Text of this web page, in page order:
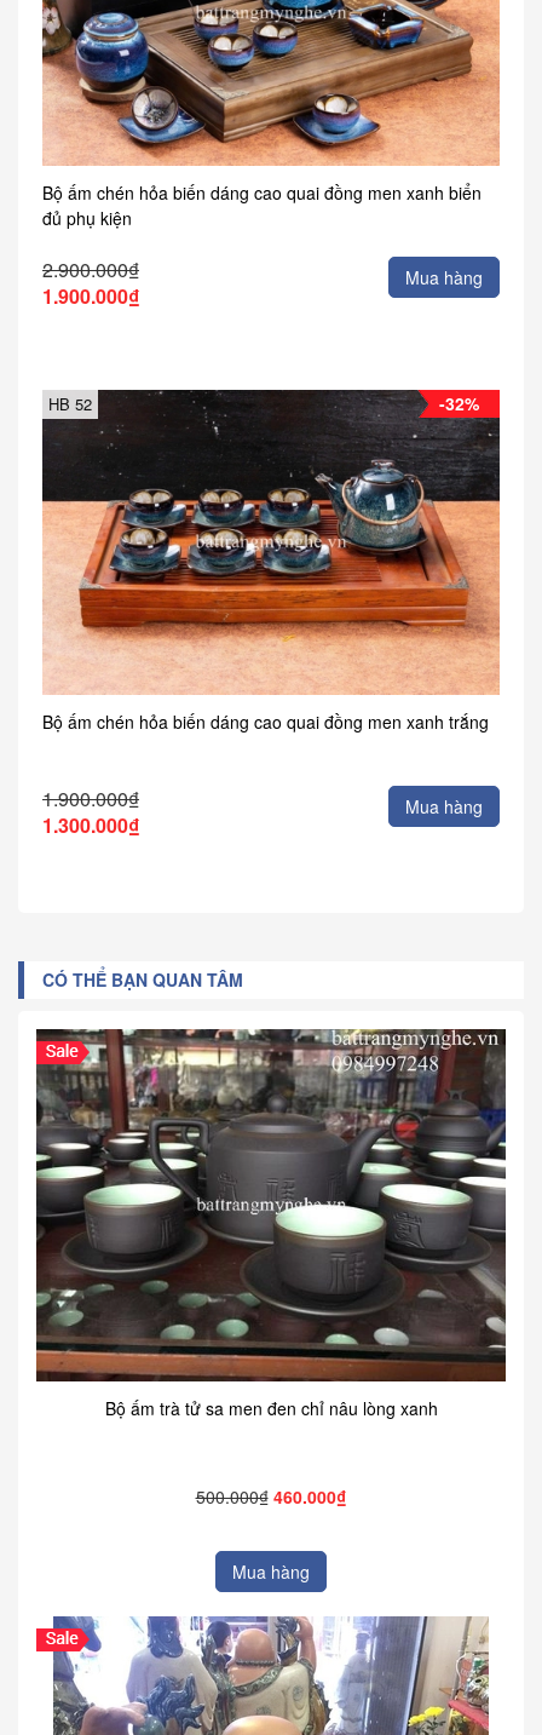
Bộ ấm chén hỏa biến dáng cao quai đồng men xanh biển
đủ phụ kiện
2.900.000₫
1.900.000₫
Mua hàng
-32%
HB 52
Bộ ấm chén hỏa biến dáng cao quai đồng men xanh trắng
1.900.000₫
1.300.000₫
Mua hàng
CÓ THỂ BẠN QUAN TÂM
Bộ ấm trà tử sa men đen chỉ nâu lòng xanh
500.000₫ 460.000₫
Mua hàng